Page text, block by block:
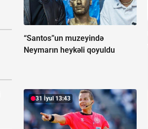
“Santos”un muzeyində
Neymarın heykəli qoyuldu
31 İyul 13:43